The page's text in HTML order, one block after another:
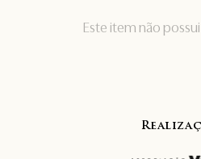
Este item não